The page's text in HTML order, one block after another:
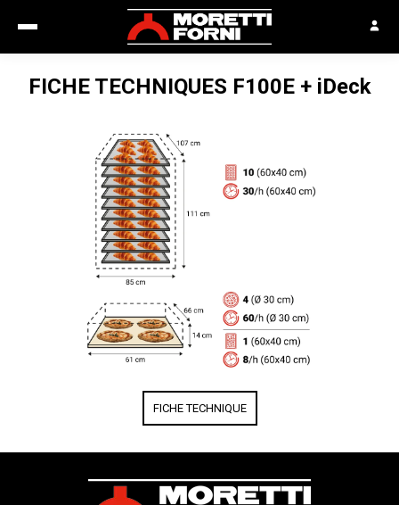
FICHE TECHNIQUES F100E + iDeck
FICHE TECHNIQUE